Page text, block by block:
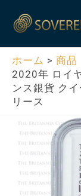
ホーム
商品
2020年 ロイ
ンス銀貨 ク
リース